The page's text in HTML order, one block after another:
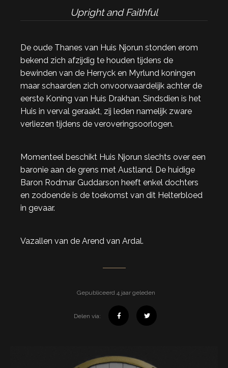
Upright and Faithful
De oude Thanes van Huis Njorun stonden erom
bekend zich afzijdig te houden tijdens de
bewinden van de Herryck en Myrlund koningen
maar schaarden zich onvoorwaardelijk achter de
eerste Koning van Huis Drakhan. Sindsdien is het
Huis in verval geraakt, zij leden namelijk zware
verliezen tijdens de veroveringsoorlogen.
Momenteel beschikt Huis Njorun slechts over een
baronie aan de grens met Austland. De huidige
Baron Rodmar Guddarson heeft enkel dochters
en zodoende is de toekomst van dit Helterbloed
in gevaar.
Vazallen van de Arend van Ardal.
Gepubliceerd 4 jaar geleden
Delen via: